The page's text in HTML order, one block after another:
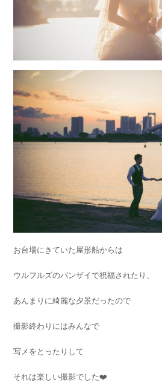
お台場にきていた屋形船からは
ウルフルズのバンザイで祝福されたり、
あんまりに綺麗な夕景だったので
撮影終わりにはみんなで
写メをとったりして
それは楽しい撮影でした❤️